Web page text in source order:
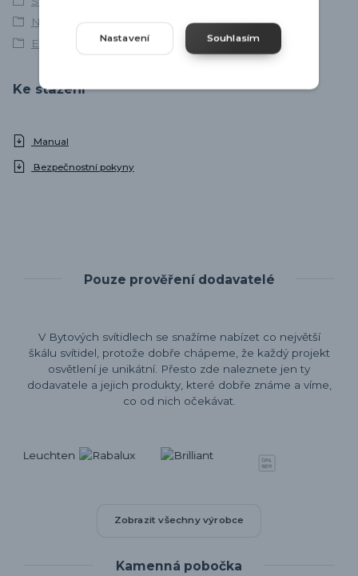
Nástěnná venkovní svítidla
EGLO
Ke stažení
Manual
Bezpečnostní pokyny
Pouze prověření dodavatelé
V Bytových svítidlech se snažíme nabízet co největší
škálu svítidel, protože dobře chápeme, že každý projekt
osvětlení je unikátní. Přesto zde naleznete jen ty
dodavatele a jejich produkty, které dobře známe a víme,
co od nich očekávat.
Zobrazit všechny výrobce
Kamenná pobočka
Nastavení Souhlasím